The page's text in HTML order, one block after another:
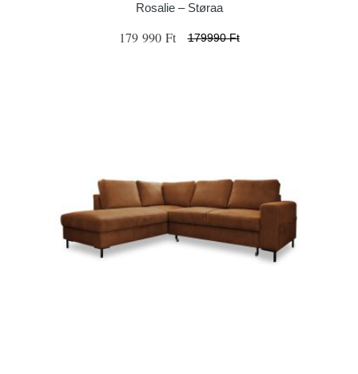
Rosalie – Støraa
179 990 Ft 179990 Ft